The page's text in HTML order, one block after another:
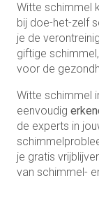
Witte schimmel
bij doe-het-zelf
je de
giftige
voor de
Witte schimmel
eenvoudig
de experts in
je gratis
van schimmel-